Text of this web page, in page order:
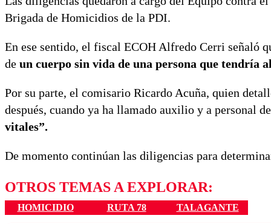
Brigada de Homicidios de la PDI.
En ese sentido, el fiscal ECOH Alfredo Cerri señaló
de un cuerpo sin vida de una persona que tendría
Por su parte, el comisario Ricardo Acuña, quien
después, cuando ya ha llamado auxilio y a personal
vitales”.
De momento continúan las diligencias para
OTROS TEMAS A EXPLORAR:
HOMICIDIO RUTA 78 TALAGANTE